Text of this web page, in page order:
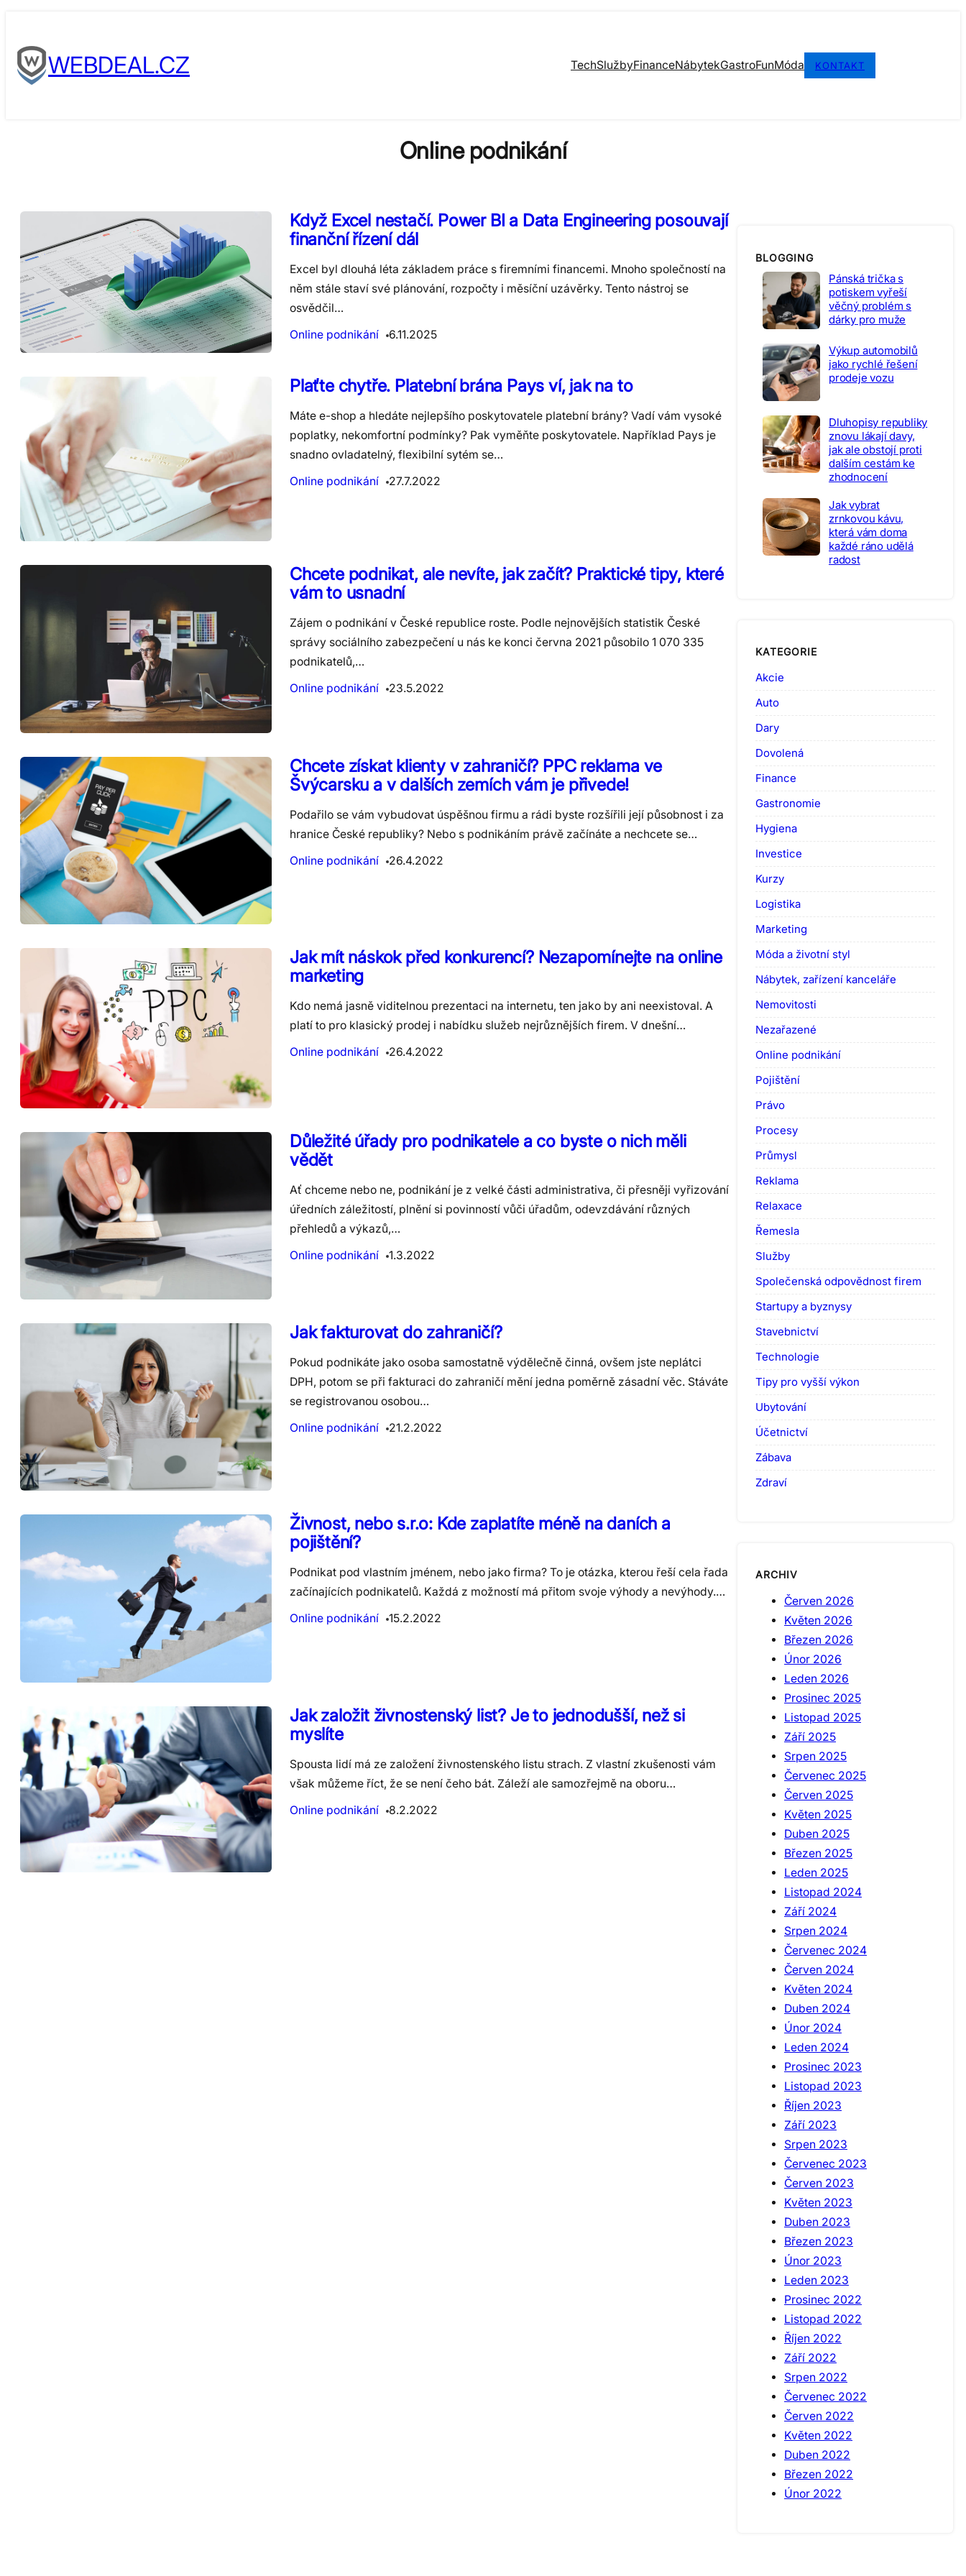
contentWEBDEAL.CZ TechSlužbyFinanceNábytekGastroFunMóda KONTAKT
Online podnikání
Když Excel nestačí. Power BI a Data Engineering posouvají
finanční řízení dál
Excel byl dlouhá léta základem práce s firemními financemi. Mnoho společností na
něm stále staví své plánování, rozpočty i měsíční uzávěrky. Tento nástroj se
osvědčil…
Online podnikání
6.11.2025
Plaťte chytře. Platební brána Pays ví, jak na to
Máte e-shop a hledáte nejlepšího poskytovatele platební brány? Vadí vám vysoké
poplatky, nekomfortní podmínky? Pak vyměňte poskytovatele. Například Pays je
snadno ovladatelný, flexibilní sytém se…
Online podnikání
27.7.2022
Chcete podnikat, ale nevíte, jak začít? Praktické tipy, které
vám to usnadní
Zájem o podnikání v České republice roste. Podle nejnovějších statistik České
správy sociálního zabezpečení u nás ke konci června 2021 působilo 1 070 335
podnikatelů,…
Online podnikání
23.5.2022
Chcete získat klienty v zahraničí? PPC reklama ve
Švýcarsku a v dalších zemích vám je přivede!
Podařilo se vám vybudovat úspěšnou firmu a rádi byste rozšířili její působnost i za
hranice České republiky? Nebo s podnikáním právě začínáte a nechcete se…
Online podnikání
26.4.2022
Jak mít náskok před konkurencí? Nezapomínejte na online
marketing
Kdo nemá jasně viditelnou prezentaci na internetu, ten jako by ani neexistoval. A
platí to pro klasický prodej i nabídku služeb nejrůznějších firem. V dnešní…
Online podnikání
26.4.2022
Důležité úřady pro podnikatele a co byste o nich měli
vědět
Ať chceme nebo ne, podnikání je z velké části administrativa, či přesněji vyřizování
úředních záležitostí, plnění si povinností vůči úřadům, odevzdávání různých
přehledů a výkazů,…
Online podnikání
1.3.2022
Jak fakturovat do zahraničí?
Pokud podnikáte jako osoba samostatně výdělečně činná, ovšem jste neplátci
DPH, potom se při fakturaci do zahraničí mění jedna poměrně zásadní věc. Stáváte
se registrovanou osobou…
Online podnikání
21.2.2022
Živnost, nebo s.r.o: Kde zaplatíte méně na daních a
pojištění?
Podnikat pod vlastním jménem, nebo jako firma? To je otázka, kterou řeší cela řada
začínajících podnikatelů. Každá z možností má přitom svoje výhody a nevýhody.…
Online podnikání
15.2.2022
Jak založit živnostenský list? Je to jednodušší, než si
myslíte
Spousta lidí má ze založení živnostenského listu strach. Z vlastní zkušenosti vám
však můžeme říct, že se není čeho bát. Záleží ale samozřejmě na oboru…
Online podnikání
8.2.2022
BLOGGING
Pánská trička s
potiskem vyřeší
věčný problém s
dárky pro muže
Výkup automobilů
jako rychlé řešení
prodeje vozu
Dluhopisy republiky
znovu lákají davy,
jak ale obstojí proti
dalším cestám ke
zhodnocení
Jak vybrat
zrnkovou kávu,
která vám doma
každé ráno udělá
radost
KATEGORIE
Akcie
Auto
Dary
Dovolená
Finance
Gastronomie
Hygiena
Investice
Kurzy
Logistika
Marketing
Móda a životní styl
Nábytek, zařízení kanceláře
Nemovitosti
Nezařazené
Online podnikání
Pojištění
Právo
Procesy
Průmysl
Reklama
Relaxace
Řemesla
Služby
Společenská odpovědnost firem
Startupy a byznysy
Stavebnictví
Technologie
Tipy pro vyšší výkon
Ubytování
Účetnictví
Zábava
Zdraví
ARCHIV
Červen 2026
Květen 2026
Březen 2026
Únor 2026
Leden 2026
Prosinec 2025
Listopad 2025
Září 2025
Srpen 2025
Červenec 2025
Červen 2025
Květen 2025
Duben 2025
Březen 2025
Leden 2025
Listopad 2024
Září 2024
Srpen 2024
Červenec 2024
Červen 2024
Květen 2024
Duben 2024
Únor 2024
Leden 2024
Prosinec 2023
Listopad 2023
Říjen 2023
Září 2023
Srpen 2023
Červenec 2023
Červen 2023
Květen 2023
Duben 2023
Březen 2023
Únor 2023
Leden 2023
Prosinec 2022
Listopad 2022
Říjen 2022
Září 2022
Srpen 2022
Červenec 2022
Červen 2022
Květen 2022
Duben 2022
Březen 2022
Únor 2022